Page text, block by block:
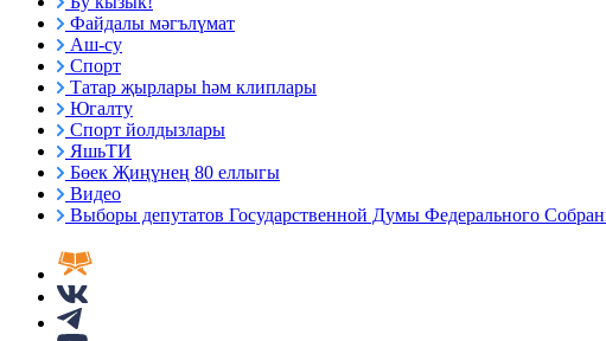
Файдалы мәгълүмат
Аш-су
Спорт
Татар җырлары һәм клиплары
Югалту
Спорт йолдызлары
ЯшьТИ
Бөек Җиңүнең 80 еллыгы
Видео
Выборы депутатов Государственной Думы Федерального